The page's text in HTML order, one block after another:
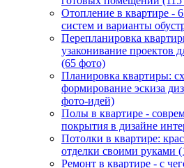
Отопление в квартире -
систем и варианты
Перепланировка
узаконивание проектов
(65 фото)
Планировка квартиры:
формирование эскиза
фото-идей)
Полы в квартире -
покрытия в дизайне
Потолки в квартире:
отделки своими руками
Ремонт в квартире - с